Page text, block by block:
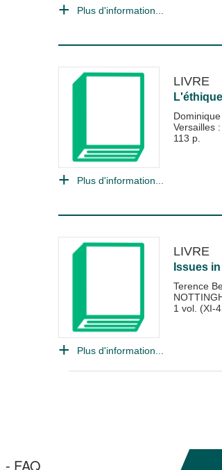
Plus d'information...
LIVRE
Versailles
113 p.
Plus d'information...
LIVRE
Issues
Terence
1 vol. (XI-
Plus d'information...
FAQ